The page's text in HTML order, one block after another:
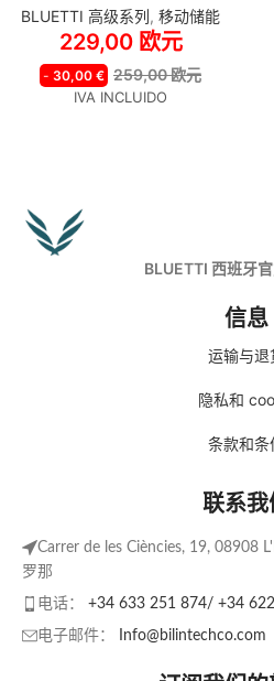
BLUETTI 高级系列, 移动储能
229,00 欧元
- 30,00 € 259,00欧元
IVA INCLUIDO
BLUETTI 西班牙官
信息
运输与退
隐私和
条款和条
联系我
Carrer de les Ciències, 19, 08908
罗那
电话： +34 633 251 874/ +34
电子邮件： Info@bilintechco.com